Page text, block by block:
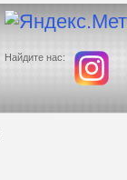
Найдите нас: